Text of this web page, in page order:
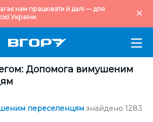
нам працювати й далі — для
України.
Допомога вимушеним
переселенцям знайдено 1283